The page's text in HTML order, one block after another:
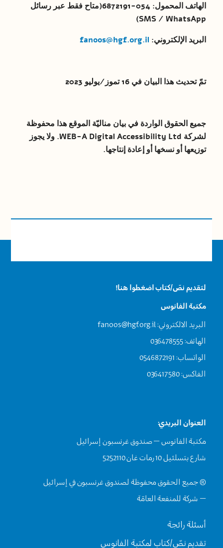
الهاتف المحمول:
(متاح فقط عبر رسائل
SMS / WhatsApp)
البريد الإلكتروني: fanoos@hgf.org.il
تمّ تحديث هذا البيان في 16 تموز/يوليو 2023
جميع الحقوق الواردة في بيان مناليّة الموقع هذا محفوظة
لشركة WEB-A Digital Accessibility Ltd. ولا يجوز
توزيعها أو نسخها أو إعادة إنتاجها.
لتقديم نصّ/كتاب اضغطوا هنا!
مكتبة الفانوس
البريد الالكتروني:fanoos@hgf.org.il
الهاتف: 036478555
الواتساب: 0546872191
الفاكس: 036417580
العنوان البريدي:
مكتبة الفانوس – صندوق غرنسبون إسرائيل
شارع بتسلئيل 10 رمات غان 5252110
® جميع الحقوق محفوظة لصندوق غرنسبون في إسرائيل
– شركة للمنفعة العامّة
أسئلة رائجة
تقديم نصّ/كتاب لمكتبة الفانوس